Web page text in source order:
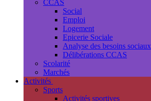
CCAS
Social
Emploi
Logement
Epicerie Sociale
Analyse des besoins sociaux
Délibérations CCAS
Scolarité
Marchés
Activités
Sports
Activités sportives